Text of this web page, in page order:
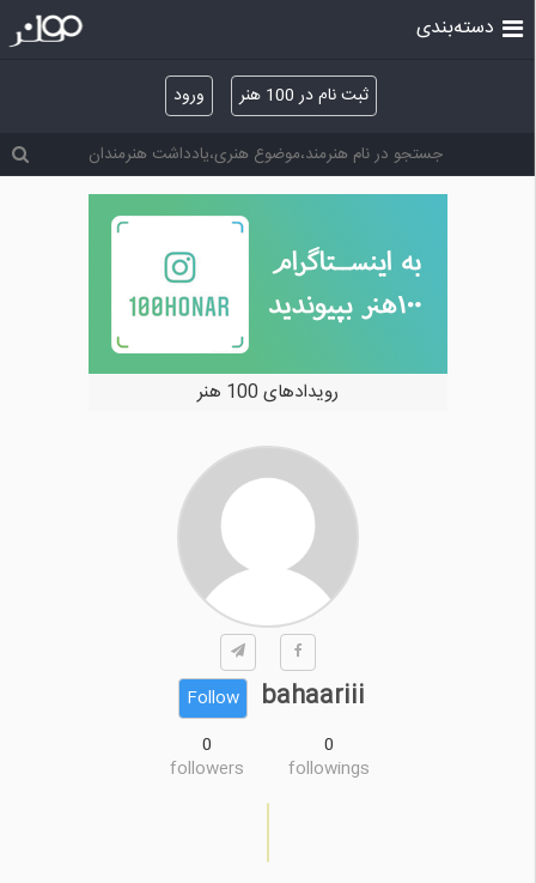
ثبت نام در 100 هنر ورود
دسته‌بندی
رویدادهای 100 هنر
bahaariii
Follow
0
followings
0
followers